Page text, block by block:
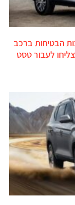
הבטיחות ברכב
לעבור טסט